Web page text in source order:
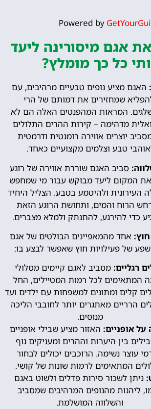
Powered by
אגם מיסורינה ליעד
כל כך מומלץ?
האגם מציע נופים טבעיים מרהיבים, עם
שמחזירים את דמותם של הרי
המראות המהפנטים האלה הם לא
מדהימה – קירות ההרים התלולים
יוצרים אווירה רומנטית ודרמטית
טבע וצלמים מקצועיים כאחד.
סביב האגם שוררת אווירה של רוגע
את המקום ליעד מבוקש עבור מי שמחפש
ולהיטמע בטבע. הצליל היחיד
הרוח והמים, ותחושת הרוגע הזאת
כדי להירגע, להתנתק ולמלא מצברים.
אחד מהמאפיינים הבולטים של אגם
של פעילויות חוץ שאפשר לבצע בו:
רגליים: מסביב לאגם קיימים מסלולי
המתאימים לכל רמות המטיילים, החל
קלים ומתונים למשפחות עם ילדים ועד
הרריים מאתגרים יותר לחובבי הליכה
מנוסים.
על אופניים: האזור מציע שבילי אופניים
בין היערות וההרים ומעניקים נוף
עוצר נשימה. הרוכבים יכולים לבחור
המתאימים לרמות שונות של קושי.
ניתן לשכור סירות פדלים ולשוט באגם
ליהנות מהנופים המרהיבים שמסביב
והשלווה המושלמת.